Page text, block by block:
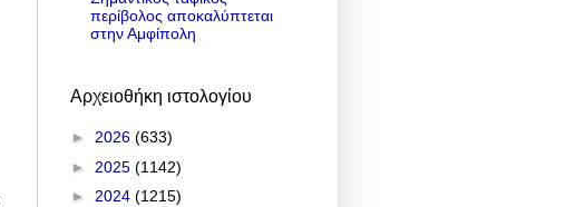
περίβολος αποκαλύπτεται
στην Αμφίπολη
Αρχειοθήκη ιστολογίου
► 2026 (633)
► 2025 (1142)
► 2024 (1215)